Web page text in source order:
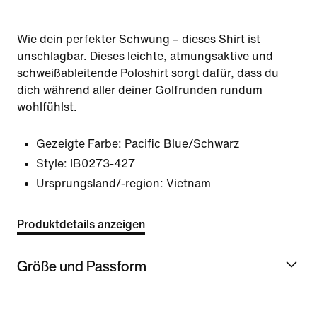
Wie dein perfekter Schwung – dieses Shirt ist
unschlagbar. Dieses leichte, atmungsaktive und
schweißableitende Poloshirt sorgt dafür, dass du
dich während aller deiner Golfrunden rundum
wohlfühlst.
Gezeigte Farbe: Pacific Blue/Schwarz
Style:
IB0273-427
Ursprungsland/-region: Vietnam
Produktdetails anzeigen
Größe und Passform